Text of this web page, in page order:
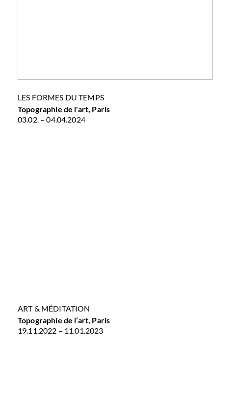
LES FORMES DU TEMPS
Topographie de l'art, Paris
03.02. – 04.04.2024
ART & MÉDITATION
Topographie de l’art, Paris
19.11.2022 – 11.01.2023